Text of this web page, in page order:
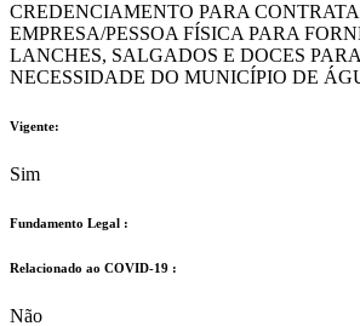
CREDENCIAMENTO PARA
EMPRESA/PESSOA FÍSICA PARA
LANCHES, SALGADOS E DOCES
NECESSIDADE DO MUNICÍPIO DE
Vigente:
Sim
Fundamento Legal :​
Relacionado ao COVID-19 :​
Não